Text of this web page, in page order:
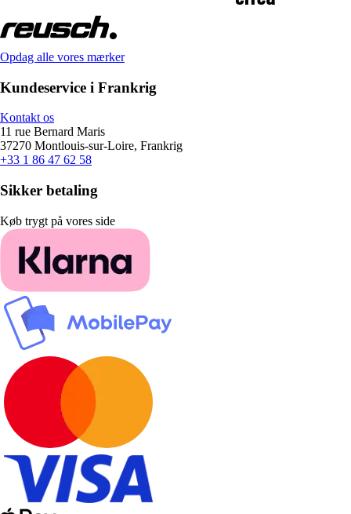
Opdag alle vores mærker
Kundeservice i Frankrig
Kontakt os
11 rue Bernard Maris
37270 Montlouis-sur-Loire, Frankrig
+33 1 86 47 62 58
Sikker betaling
Køb trygt på vores side